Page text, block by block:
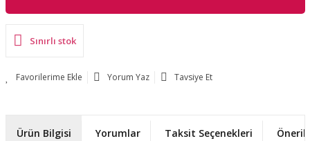
Sınırlı stok
Yorum Yaz Tavsiye Et
Ürün Bilgisi Yorumlar Taksit Seçenekleri